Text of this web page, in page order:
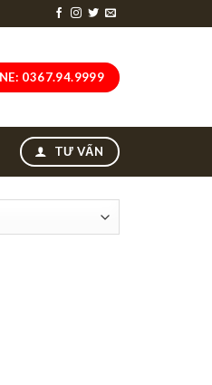
0367.94.9999
TƯ VẤN